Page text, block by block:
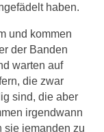
haben.
und kommen
der Banden
warten auf
die zwar
sind, die aber
irgendwann
sie jemanden zu